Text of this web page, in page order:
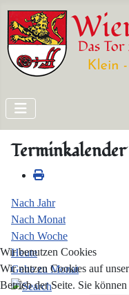
Terminkalender
Nach Jahr
Nach Monat
Nach Woche
Heute
Gehe zu Monat
Wir benutzen Cookies
Wir nutzen Cookies auf
Betrieb der Seite. Sie